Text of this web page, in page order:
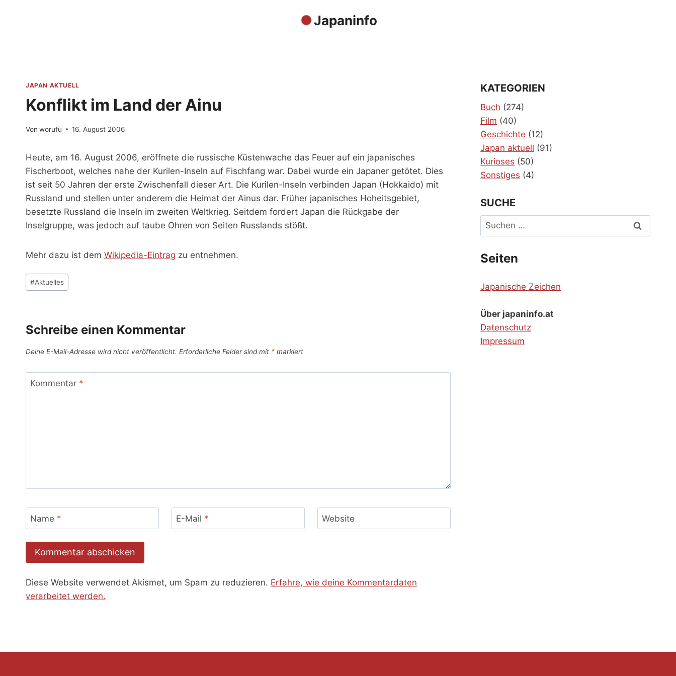
Japaninfo
JAPAN AKTUELL
Konflikt im Land der Ainu
Von worufu 16. August 2006
Heute, am 16. August 2006, eröffnete die russische Küstenwache das Feuer auf ein japanisches
Fischerboot, welches nahe der Kurilen-Inseln auf Fischfang war. Dabei wurde ein Japaner getötet. Dies
ist seit 50 Jahren der erste Zwischenfall dieser Art. Die Kurilen-Inseln verbinden Japan (Hokkaido) mit
Russland und stellen unter anderem die Heimat der Ainus dar. Früher japanisches Hoheitsgebiet,
besetzte Russland die Inseln im zweiten Weltkrieg. Seitdem fordert Japan die Rückgabe der
Inselgruppe, was jedoch auf taube Ohren von Seiten Russlands stößt.
Mehr dazu ist dem Wikipedia-Eintrag zu entnehmen.
Schlagworte:
#Aktuelles
Schreibe einen Kommentar
Deine E-Mail-Adresse wird nicht veröffentlicht. Erforderliche Felder sind mit * markiert
Kommentar *
Name * E-Mail * Website
Diese Website verwendet Akismet, um Spam zu reduzieren. Erfahre, wie deine Kommentardaten
verarbeitet werden.
KATEGORIEN
Buch (274)
Film (40)
Geschichte (12)
Japan aktuell (91)
Kurioses (50)
Sonstiges (4)
SUCHE
Suchen
nach:
Seiten
Japanische Zeichen
Über japaninfo.at
Datenschutz
Impressum